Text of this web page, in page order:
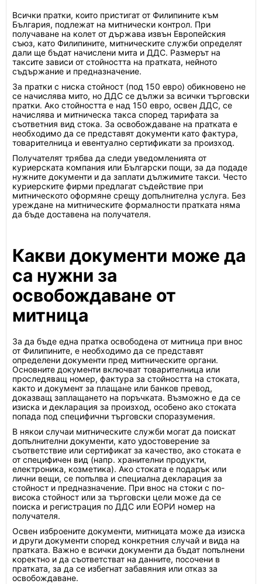
Всички пратки, които пристигат от Филипините към
България, подлежат на митнически контрол. При
получаване на колет от държава извън Европейския
съюз, като Филипините, митническите служби определят
дали ще бъдат начислени мита и ДДС. Размерът на
таксите зависи от стойността на пратката, нейното
съдържание и предназначение.
За пратки с ниска стойност (под 150 евро) обикновено не
се начислява мито, но ДДС се дължи за всички търговски
пратки. Ако стойността е над 150 евро, освен ДДС, се
начислява и митническа такса според тарифата за
съответния вид стока. За освобождаване на пратката е
необходимо да се представят документи като фактура,
товарителница и евентуално сертификати за произход.
Получателят трябва да следи уведомленията от
куриерската компания или Български пощи, за да подаде
нужните документи и да заплати дължимите такси. Често
куриерските фирми предлагат съдействие при
митническото оформяне срещу допълнителна услуга. Без
уреждане на митническите формалности пратката няма
да бъде доставена на получателя.
Какви документи може да
са нужни за
освобождаване от
митница
За да бъде една пратка освободена от митница при внос
от Филипините, е необходимо да се представят
определени документи пред митническите органи.
Основните документи включват товарителница или
проследяващ номер, фактура за стойността на стоката,
както и документ за плащане или банков превод,
доказващ заплащането на поръчката. Възможно е да се
изиска и декларация за произход, особено ако стоката
попада под специфични търговски споразумения.
В някои случаи митническите служби могат да поискат
допълнителни документи, като удостоверение за
съответствие или сертификат за качество, ако стоката е
от специфичен вид (напр. хранителни продукти,
електроника, козметика). Ако стоката е подарък или
лични вещи, се попълва и специална декларация за
стойност и предназначение. При внос на стоки с по-
висока стойност или за търговски цели може да се
поиска и регистрация по ДДС или ЕОРИ номер на
получателя.
Освен изброените документи, митницата може да изиска
и други документи според конкретния случай и вида на
пратката. Важно е всички документи да бъдат попълнени
коректно и да съответстват на данните, посочени в
пратката, за да се избегнат забавяния или отказ за
освобождаване.